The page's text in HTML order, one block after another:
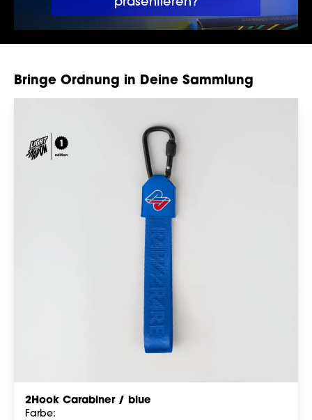
Bringe Ordnung in Deine Sammlung
2Hook Carabiner / blue
Farbe: